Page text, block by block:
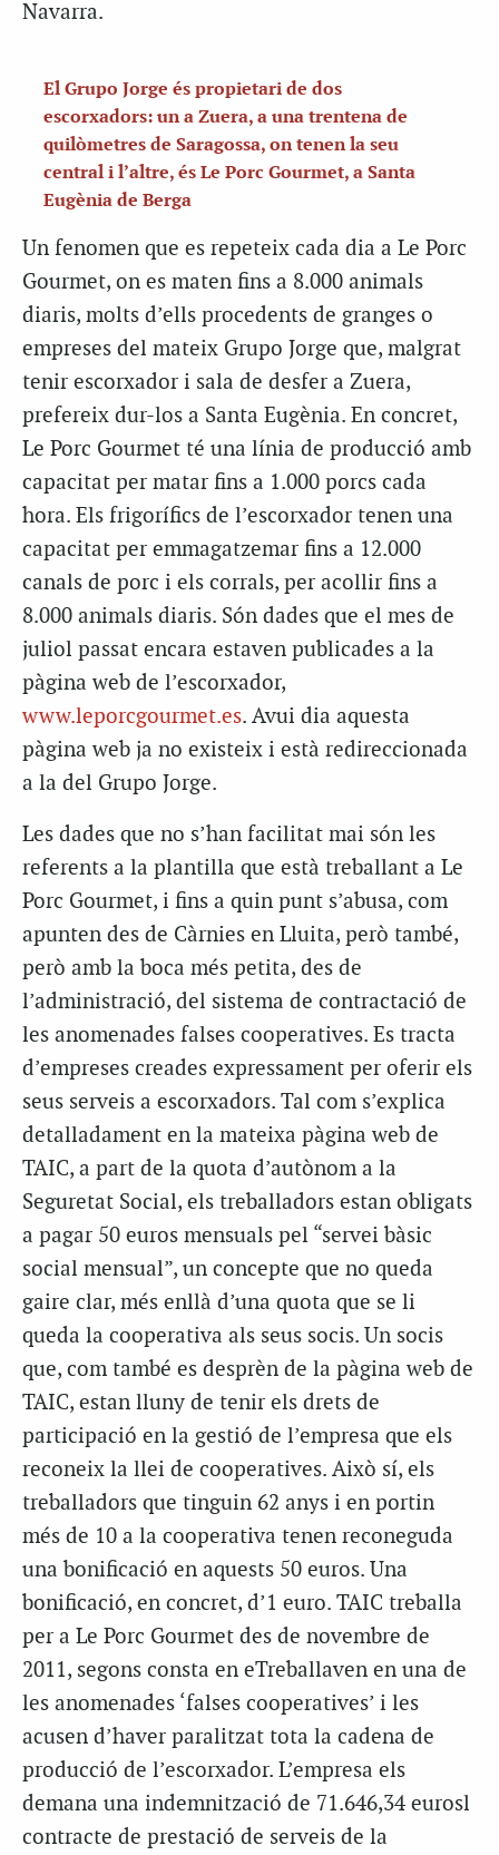
Navarra.
El Grupo Jorge és propietari de dos
escorxadors: un a Zuera, a una trentena de
quilòmetres de Saragossa, on tenen la seu
central i l’altre, és Le Porc Gourmet, a Santa
Eugènia de Berga
Un fenomen que es repeteix cada dia a Le Porc
Gourmet, on es maten fins a 8.000 animals
diaris, molts d’ells procedents de granges o
empreses del mateix Grupo Jorge que, malgrat
tenir escorxador i sala de desfer a Zuera,
prefereix dur-los a Santa Eugènia. En concret,
Le Porc Gourmet té una línia de producció amb
capacitat per matar fins a 1.000 porcs cada
hora. Els frigorífics de l’escorxador tenen una
capacitat per emmagatzemar fins a 12.000
canals de porc i els corrals, per acollir fins a
8.000 animals diaris. Són dades que el mes de
juliol passat encara estaven publicades a la
pàgina web de l’escorxador,
www.leporcgourmet.es. Avui dia aquesta
pàgina web ja no existeix i està redireccionada
a la del Grupo Jorge.
Les dades que no s’han facilitat mai són les
referents a la plantilla que està treballant a Le
Porc Gourmet, i fins a quin punt s’abusa, com
apunten des de Càrnies en Lluita, però també,
però amb la boca més petita, des de
l’administració, del sistema de contractació de
les anomenades falses cooperatives. Es tracta
d’empreses creades expressament per oferir els
seus serveis a escorxadors. Tal com s’explica
detalladament en la mateixa pàgina web de
TAIC, a part de la quota d’autònom a la
Seguretat Social, els treballadors estan obligats
a pagar 50 euros mensuals pel “servei bàsic
social mensual”, un concepte que no queda
gaire clar, més enllà d’una quota que se li
queda la cooperativa als seus socis. Un socis
que, com també es desprèn de la pàgina web de
TAIC, estan lluny de tenir els drets de
participació en la gestió de l’empresa que els
reconeix la llei de cooperatives. Això sí, els
treballadors que tinguin 62 anys i en portin
més de 10 a la cooperativa tenen reconeguda
una bonificació en aquests 50 euros. Una
bonificació, en concret, d’1 euro. TAIC treballa
per a Le Porc Gourmet des de novembre de
2011, segons consta en eTreballaven en una de
les anomenades ‘falses cooperatives’ i les
acusen d’haver paralitzat tota la cadena de
producció de l’escorxador. L’empresa els
demana una indemnització de 71.646,34 eurosl
contracte de prestació de serveis de la